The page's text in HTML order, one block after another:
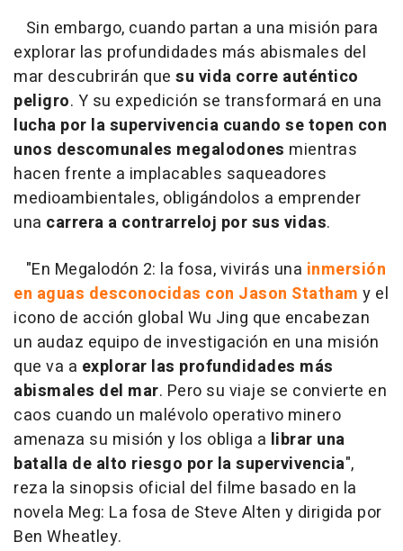
Sin embargo, cuando partan a una misión para
explorar las profundidades más abismales del
mar descubrirán que su vida corre auténtico
peligro. Y su expedición se transformará en una
lucha por la supervivencia cuando se topen con
unos descomunales megalodones mientras
hacen frente a implacables saqueadores
medioambientales, obligándolos a emprender
una carrera a contrarreloj por sus vidas.
"En Megalodón 2: la fosa, vivirás una inmersión
en aguas desconocidas con Jason Statham y el
icono de acción global Wu Jing que encabezan
un audaz equipo de investigación en una misión
que va a explorar las profundidades más
abismales del mar. Pero su viaje se convierte en
caos cuando un malévolo operativo minero
amenaza su misión y los obliga a librar una
batalla de alto riesgo por la supervivencia",
reza la sinopsis oficial del filme basado en la
novela Meg: La fosa de Steve Alten y dirigida por
Ben Wheatley.